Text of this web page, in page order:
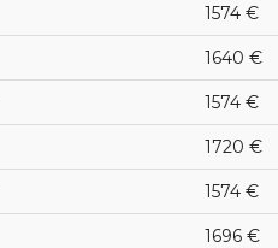
1574 €
1640 €
1574 €
1720 €
1574 €
1696 €